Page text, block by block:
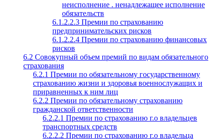
неисполнение . ненадлежащее исполнение
обязательств
6.1.2.2.3 Премии по страхованию
предпринимательских рисков
6.1.2.2.4 Премии по страхованию финансовых
рисков
6.2 Совокупный объем премий по видам обязательного
страхования
6.2.1 Премии по обязательному государственному
страхованию жизни и здоровья военнослужащих и
приравненных к ним лиц
6.2.2 Премии по обязательному страхованию
гражданской ответственности
6.2.2.1 Премии по страхованию г.о владельцев
транспортных средств
6.2.2.2 Премии по страхованию г.о владельца